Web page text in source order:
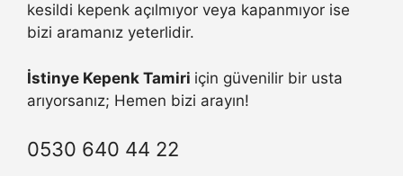
kesildi kepenk açılmıyor veya kapanmıyor ise
bizi aramanız yeterlidir.
İstinye Kepenk Tamiri için güvenilir bir usta
arıyorsanız; Hemen bizi arayın!
0530 640 44 22